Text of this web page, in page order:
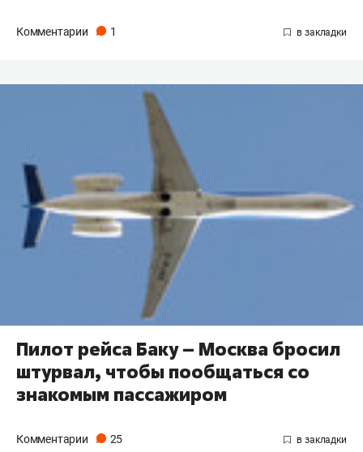
Комментарии 1
Пилот рейса Баку – Москва бросил
штурвал, чтобы пообщаться со
знакомым пассажиром
Комментарии 25